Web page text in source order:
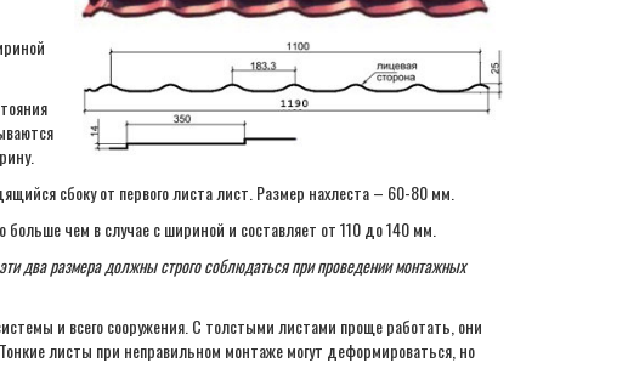
сбоку от первого листа лист. Размер нахлеста – 60-80 мм.
чем в случае с шириной и составляет от 110 до 140 мм.
два размера должны строго соблюдаться при проведении монтажных
и всего сооружения. С толстыми листами проще работать, они
листы при неправильном монтаже могут деформироваться, но